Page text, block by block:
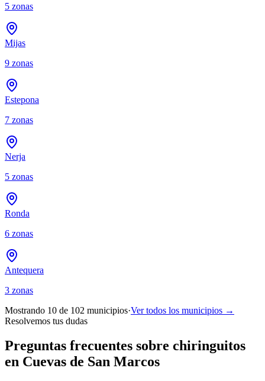
5 zonas
Mijas
9 zonas
Estepona
7 zonas
Nerja
5 zonas
Ronda
6 zonas
Antequera
3 zonas
Mostrando 10 de 102 municipios·Ver todos los municipios →
Resolvemos tus dudas
Preguntas frecuentes sobre chiringuitos
en Cuevas de San Marcos